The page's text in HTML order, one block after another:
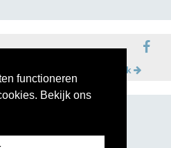
functioneren
Bekijk ons
Meer op facebook